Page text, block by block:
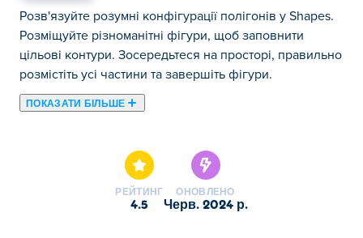
Розв'язуйте розумні конфігурації полігонів у Shapes.
Розміщуйте різноманітні фігури, щоб заповнити
цільові контури. Зосередьтеся на просторі, правильно
розмістіть усі частини та завершіть фігури.
ПОКАЗАТИ БІЛЬШЕ
РЕЙТИНГ
4.5
ОНОВЛЕНО
черв. 2024 р.